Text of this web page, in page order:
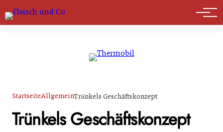
Marktführer
StartseiteAllgemeinTrünkels Geschäftskonzept
Trünkels Geschäftskonzept